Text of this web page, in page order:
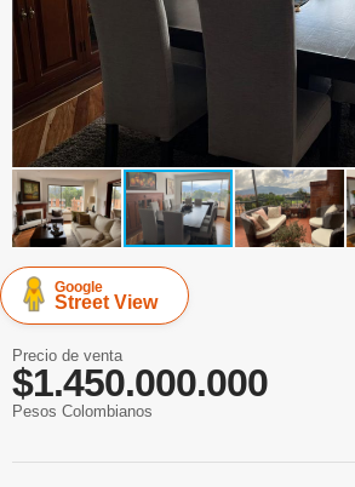
Google
Street View
Precio de venta
$1.450.000.000
Pesos Colombianos